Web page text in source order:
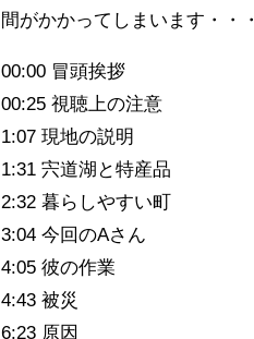
間がかかってしまいます・・・
00:00 冒頭挨拶
00:25 視聴上の注意
1:07 現地の説明
1:31 宍道湖と特産品
2:32 暮らしやすい町
3:04 今回のAさん
4:05 彼の作業
4:43 被災
6:23 原因